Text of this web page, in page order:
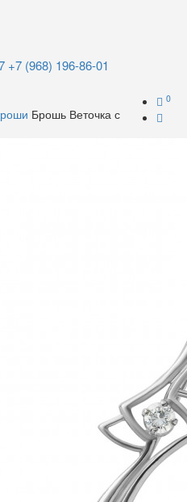
+7 (968) 196-86-01
0
Брошь Веточка с